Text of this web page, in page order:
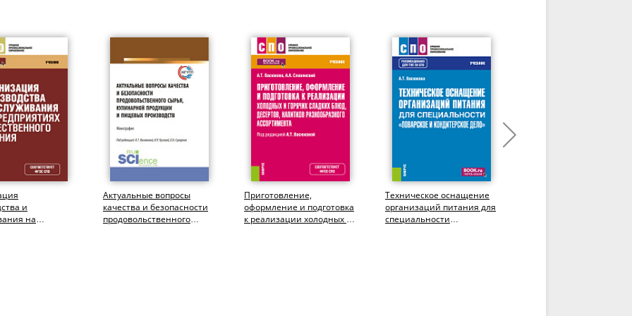
и
на
Актуальные вопросы
качества и безопасности
продовольственного
Приготовление,
оформление и подготовка
к реализации холодных и
Техническое оснащение
организаций питания для
специальности